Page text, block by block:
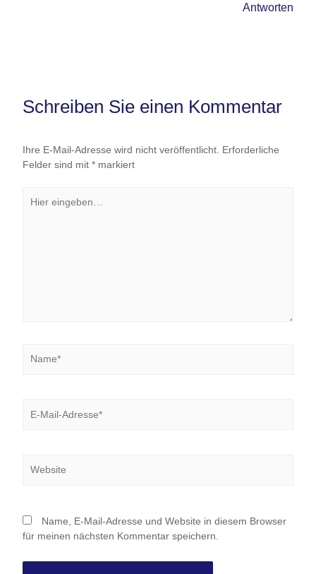
Antworten
Schreiben Sie einen Kommentar
Ihre E-Mail-Adresse wird nicht veröffentlicht. Erforderliche
Felder sind mit *markiert
eingeben…
Mail-
Name, E-Mail-Adresse und Website in diesem Browser
für meinen nächsten Kommentar speichern.